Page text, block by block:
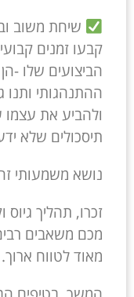
שיחת משוב
קבעו זמנים
הביצועים שלו -
ההתנהגותי ותנו
ולהביע את
תיסכולים שלא
נושא משמעותי
זכרו, תהליך
מכם משאבים
מאוד לטווח ארוך.